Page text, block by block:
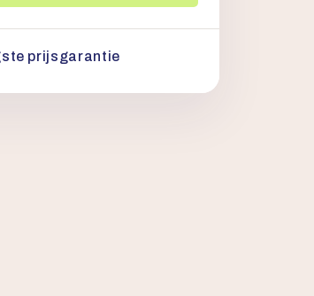
prijsgarantie